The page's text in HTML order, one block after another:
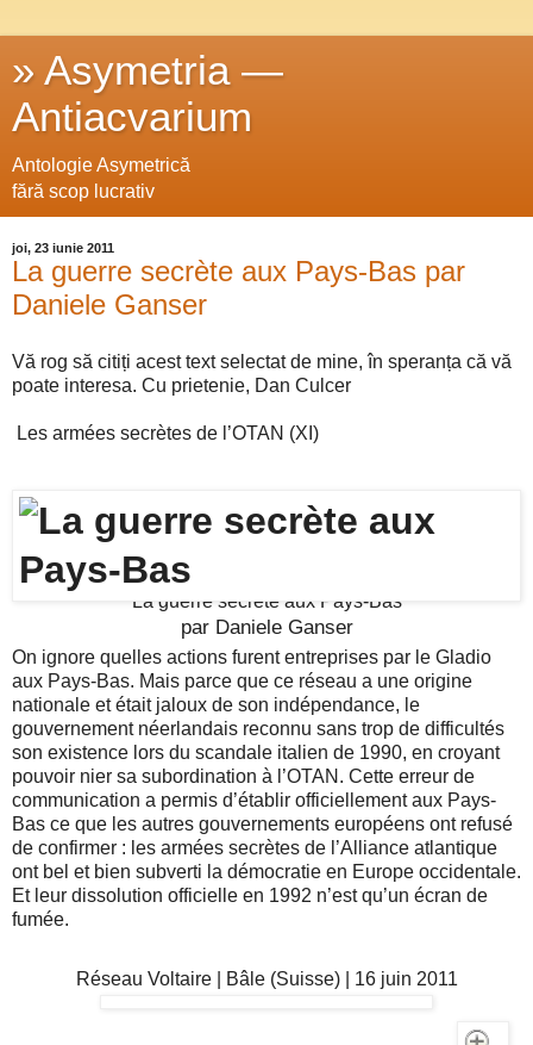
» Asymetria —
Antiacvarium
Antologie Asymetrică
fără scop lucrativ
joi, 23 iunie 2011
La guerre secrète aux Pays-Bas par
Daniele Ganser
Vă rog să citiți acest text selectat de mine, în speranța că vă
poate interesa. Cu prietenie, Dan Culcer
Les armées secrètes de l’OTAN (XI)
La guerre secrète aux Pays-Bas
par Daniele Ganser
On ignore quelles actions furent entreprises par le Gladio
aux Pays-Bas. Mais parce que ce réseau a une origine
nationale et était jaloux de son indépendance, le
gouvernement néerlandais reconnu sans trop de difficultés
son existence lors du scandale italien de 1990, en croyant
pouvoir nier sa subordination à l’OTAN. Cette erreur de
communication a permis d’établir officiellement aux Pays-
Bas ce que les autres gouvernements européens ont refusé
de confirmer : les armées secrètes de l’Alliance atlantique
ont bel et bien subverti la démocratie en Europe occidentale.
Et leur dissolution officielle en 1992 n’est qu’un écran de
fumée.
Réseau Voltaire | Bâle (Suisse) | 16 juin 2011